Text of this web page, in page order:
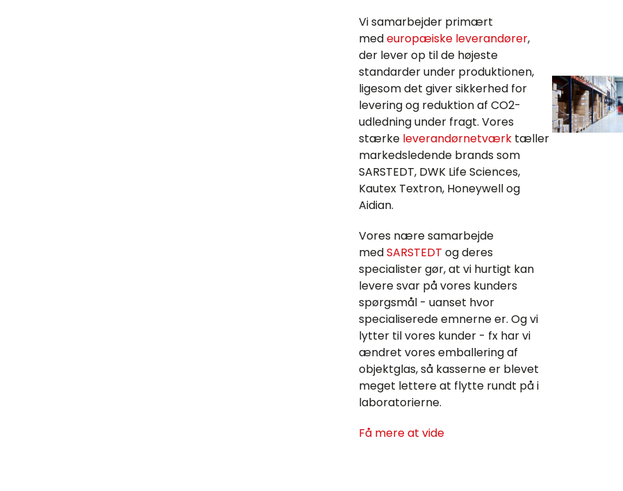
Vi samarbejder primært
medeuropæiske leverandører,
der lever op til de højeste
standarder under produktionen,
ligesom det giver sikkerhed for
levering og reduktion af CO2-
udledning under fragt. Vores
stærke leverandørnetværk tæller
markedsledende brands som
SARSTEDT, DWK Life Sciences,
Kautex Textron, Honeywell og
Aidian.
Vores nære samarbejde
medSARSTEDT og deres
specialister gør, at vi hurtigt kan
levere svar på vores kunders
spørgsmål - uanset hvor
specialiserede emnerne er. Og vi
lytter til vores kunder - fx har vi
ændret vores emballering af
objektglas, så kasserne er blevet
meget lettere at flytte rundt på i
laboratorierne.
Få mere at vide